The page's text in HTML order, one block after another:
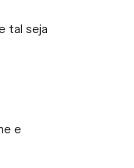
tal seja
e